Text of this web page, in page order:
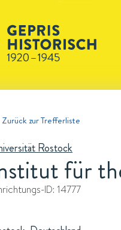
Zurück zur Trefferliste
Rostock
für
ID: 14777